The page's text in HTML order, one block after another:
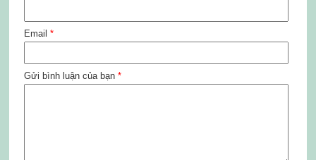
Email *
Gửi bình luận của bạn *